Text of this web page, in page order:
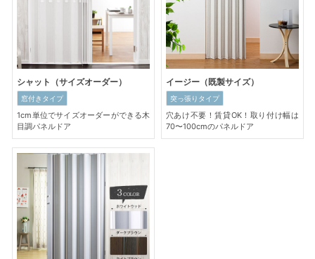
シャット（サイズオーダー）
窓付きタイプ
1cm単位でサイズオーダーができる木
目調パネルドア
イージー（既製サイズ）
突っ張りタイプ
穴あけ不要！賃貸OK！取り付け幅は
70〜100cmのパネルドア